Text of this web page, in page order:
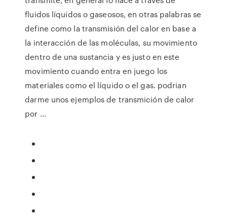
fluidos líquidos o gaseosos, en otras palabras se
define como la transmisión del calor en base a
la interacción de las moléculas, su movimiento
dentro de una sustancia y es justo en este
movimiento cuando entra en juego los
materiales como el líquido o el gas. podrian
darme unos ejemplos de transmición de calor
por ...